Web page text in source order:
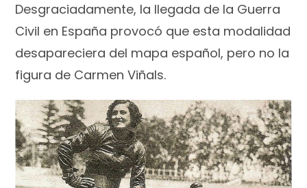
Desgraciadamente, la llegada de la Guerra
Civil en España provocó que esta modalidad
desapareciera del mapa español, pero no la
figura de Carmen Viñals.